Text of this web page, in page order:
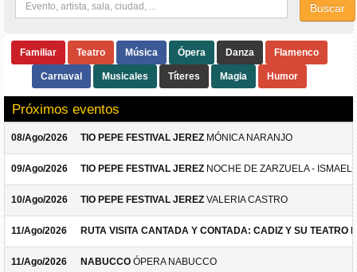
Buscar
Familiar Teatro Música Ópera Danza Flamenco
Carnaval Musicales Títeres Magia Humor
Próximos eventos
08/Ago/2026 TIO PEPE FESTIVAL JEREZ MÓNICA NARANJO
09/Ago/2026 TIO PEPE FESTIVAL JEREZ NOCHE DE ZARZUELA -
10/Ago/2026 TIO PEPE FESTIVAL JEREZ VALERIA CASTRO
11/Ago/2026 RUTA VISITA CANTADA Y CONTADA: CADIZ Y SU TEATRO
11/Ago/2026 NABUCCO ÓPERA NABUCCO